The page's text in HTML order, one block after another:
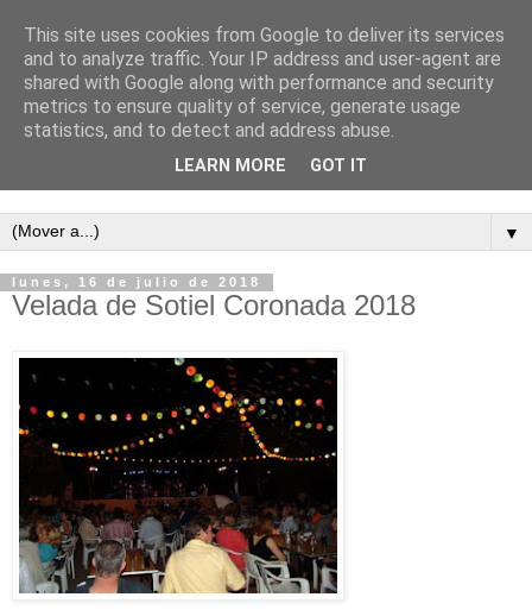
Semanario independiente de Calañas
▼
lunes, 16 de julio de 2018
Velada de Sotiel Coronada 2018
This site uses cookies from Google to deliver its services
and to analyze traffic. Your IP address and user-agent are
shared with Google along with performance and security
metrics to ensure quality of service, generate usage
statistics, and to detect and address abuse.
LEARN MORE GOT IT